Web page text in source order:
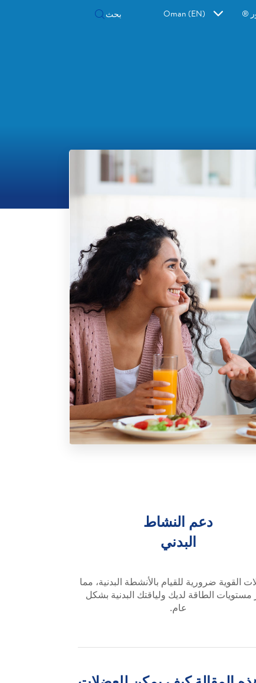
®
Oman (EN)
دعم النشاط
البدني
القوية ضرورية للقيام بالأنشطة البدنية، مما
مستويات الطاقة لديك ولياقتك البدنية بشكل
عام.